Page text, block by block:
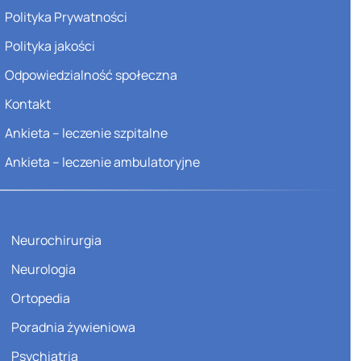
Polityka Prywatności
Polityka jakości
Odpowiedzialność społeczna
Kontakt
Ankieta – leczenie szpitalne
Ankieta – leczenie ambulatoryjne
Neurochirurgia
Neurologia
Ortopedia
Poradnia żywieniowa
Psychiatria